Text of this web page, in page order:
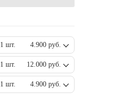
1 шт. 4.900 руб.
1 шт. 12.000 руб.
1 шт. 4.900 руб.